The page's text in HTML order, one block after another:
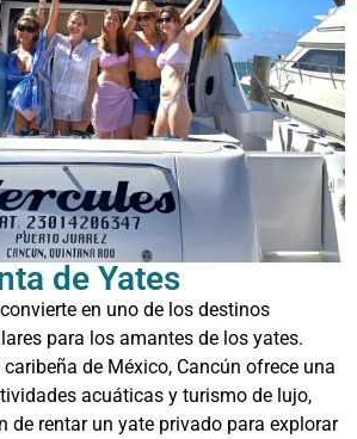
de Yates
en uno de los destinos
para los amantes de los yates.
de México, Cancún ofrece una
acuáticas y turismo de lujo,
de rentar un yate privado para explorar